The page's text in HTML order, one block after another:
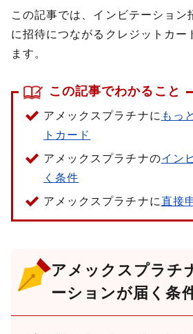
この記事では、インビテーション
に招待につながるクレジットカー
ます。
この記事でわかること
アメックスプラチナに もっ
トカード
アメックスプラチナのイン
く条件
アメックスプラチナに 直接
アメックスプラチ
ーションが届く条